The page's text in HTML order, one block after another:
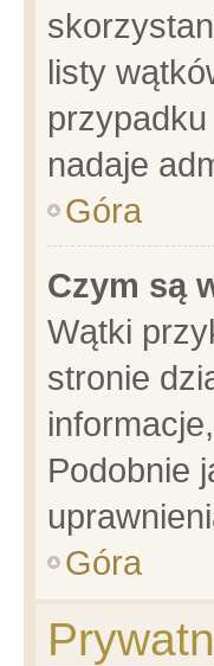
listy
nadaje
Góra
Czym są
Wątki
stronie
Podobnie
Góra